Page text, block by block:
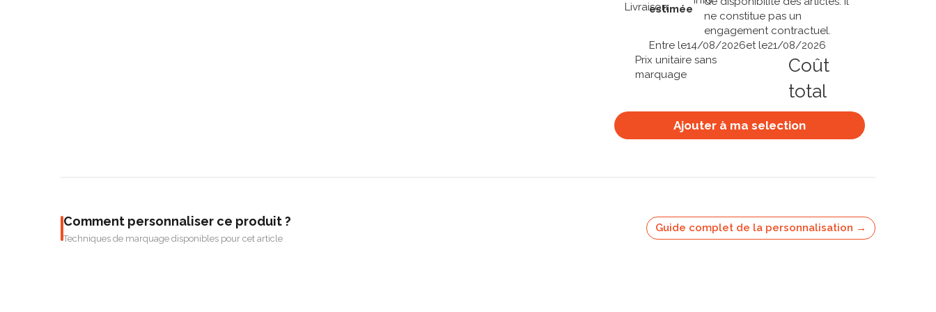
estimée
ne constitue pas un
engagement contractuel.
Entre le14/08/2026et le21/08/2026
Prix unitaire sans
marquage
Coût
total
Ajouter à ma selection
Comment personnaliser ce produit ?
Techniques de marquage disponibles pour cet article
Guide complet de la personnalisation →